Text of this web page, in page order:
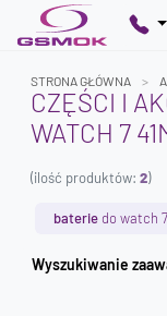
STRONA GŁÓWNA
CZĘŚCI I
WATCH 7
(ilość produktów: 2)
baterie do watch